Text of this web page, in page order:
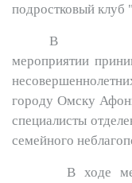
подростковый клуб
В
мероприятии
городу Омску
специалисты
семейного
В ходе